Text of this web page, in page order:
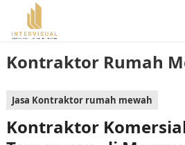
Kontraktor Rumah
Jasa Kontraktor rumah mewah
Kontraktor